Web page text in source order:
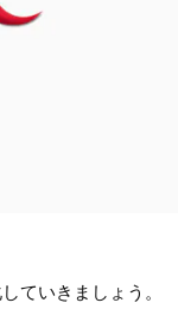
ていきましょう。